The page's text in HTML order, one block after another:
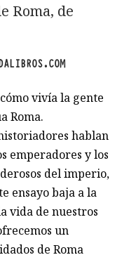
Roma, de
vivía la gente
Roma.
hablan
emperadores y los
del imperio,
ensayo baja a la
vida de nuestros
un
de Roma